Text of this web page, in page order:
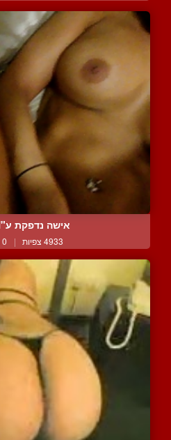
אישה נדפקת ע"H זין גדול
4933 צפיות | 0 המלצות